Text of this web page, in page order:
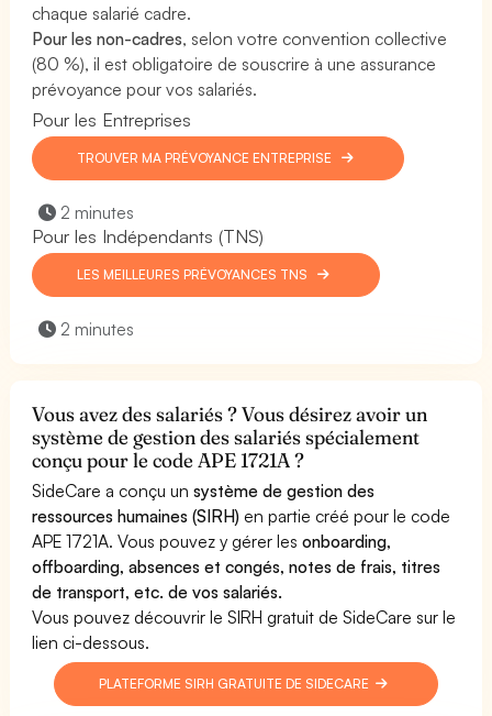
chaque salarié cadre.
Pour les non-cadres, selon votre convention collective
(80 %), il est obligatoire de souscrire à une assurance
prévoyance pour vos salariés.
Pour les Entreprises
TROUVER MA PRÉVOYANCE ENTREPRISE
2 minutes
Pour les Indépendants (TNS)
LES MEILLEURES PRÉVOYANCES TNS
2 minutes
Vous avez des salariés ? Vous désirez avoir un
système de gestion des salariés spécialement
conçu pour le code APE 1721A ?
SideCare a conçu unsystème de gestion des
ressources humaines (SIRH) en partie créé pour le code
APE 1721A. Vous pouvez y gérer lesonboarding,
offboarding, absences et congés, notes de frais, titres
de transport, etc. de vos salariés.
Vous pouvez découvrir le SIRH gratuit de SideCare sur le
lien ci-dessous.
PLATEFORME SIRH GRATUITE DE SIDECARE